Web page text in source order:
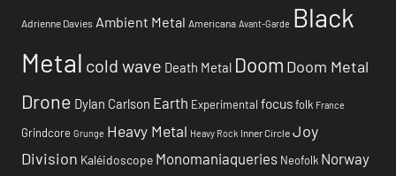
Adrienne Davies Ambient Metal Americana Avant-Garde Black
Metal cold wave Death Metal Doom Doom Metal
Drone Dylan Carlson Earth Experimental focusfolk France
Grindcore Grunge Heavy Metal Heavy Rock Inner Circle Joy
Division Kaléidoscope Monomaniaqueries Neofolk Norway